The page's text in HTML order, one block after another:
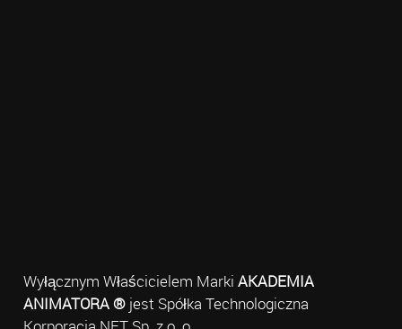
Wyłącznym Właścicielem Marki AKADEMIA
ANIMATORA ®jest Spółka Technologiczna